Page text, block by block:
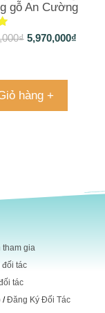
gỗ An Cường
TB1426
₫ 5,970,000₫
hàng +
gia
đối tác
tác
/Đăng Ký Đối Tác